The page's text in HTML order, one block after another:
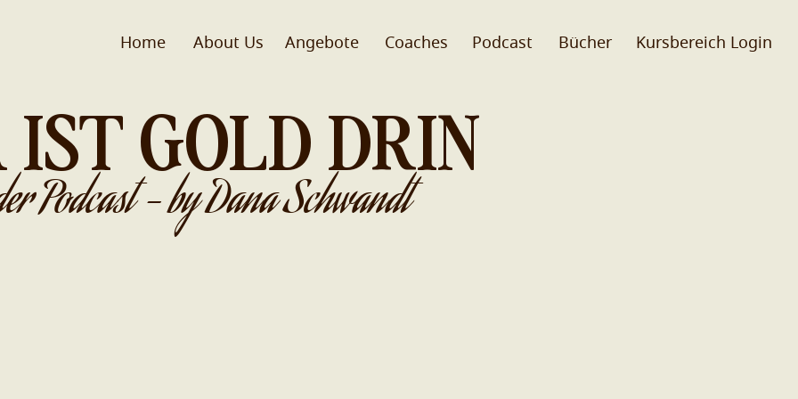
Home About Us Coaches
Angebote Podcast Bücher Kursbereich Login
IST GOLD DRIN
Podcast - by Dana Schwandt